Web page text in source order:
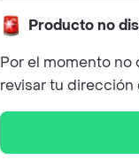
Producto no
Por el momento
revisar tu